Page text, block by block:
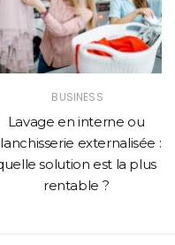
BUSINESS
Lavage en interne ou
externalisée :
solution est la plus
rentable ?